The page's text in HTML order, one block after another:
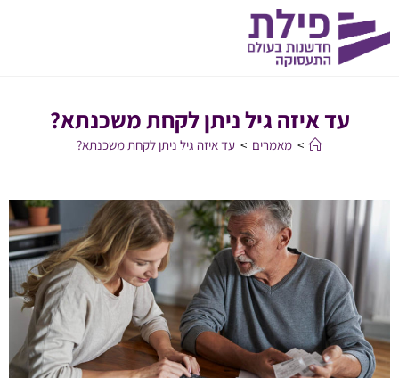
עד איזה גיל ניתן לקחת משכנתא?
> מאמרים > עד איזה גיל ניתן לקחת משכנתא?